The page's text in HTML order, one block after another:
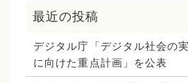
デジタル庁「デジタル社会の
に向けた重点計画」を公表